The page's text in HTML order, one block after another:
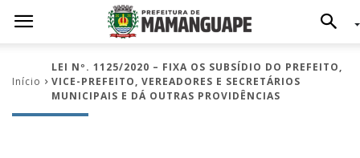
Início
LEI Nº. 1125/2020 – FIXA OS SUBSÍDIO DO PREFEITO,
VICE-PREFEITO, VEREADORES E SECRETÁRIOS
MUNICIPAIS E DÁ OUTRAS PROVIDÊNCIAS